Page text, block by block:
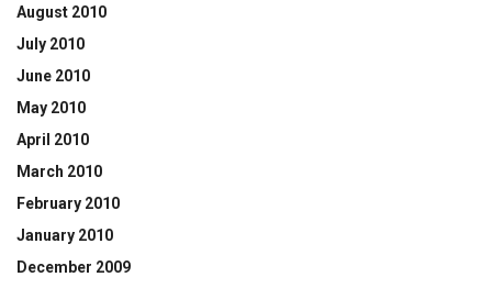
August 2010
July 2010
June 2010
May 2010
April 2010
March 2010
February 2010
January 2010
December 2009